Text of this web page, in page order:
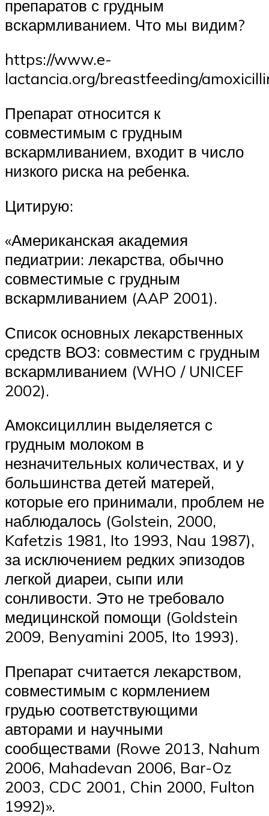
препаратов с грудным
вскармливанием. Что мы видим?
https://www.e-
lactancia.org/breastfeeding/
Препарат относится к
совместимым с грудным
вскармливанием, входит в число
низкого риска на ребенка.
Цитирую:
«Американская академия
педиатрии: лекарства, обычно
совместимые с грудным
вскармливанием (AAP 2001).
Список основных лекарственных
средств ВОЗ: совместим с грудным
вскармливанием (WHO / UNICEF
2002).
Амоксициллин выделяется с
грудным молоком в
незначительных количествах, и у
большинства детей матерей,
которые его принимали, проблем не
наблюдалось (Golstein, 2000,
Kafetzis 1981, Ito 1993, Nau 1987),
за исключением редких эпизодов
легкой диареи, сыпи или
сонливости. Это не требовало
медицинской помощи (Goldstein
2009, Benyamini 2005, Ito 1993).
Препарат считается лекарством,
совместимым с кормлением
грудью соответствующими
авторами и научными
сообществами (Rowe 2013, Nahum
2006, Mahadevan 2006, Bar-Oz
2003, CDC 2001, Chin 2000, Fulton
1992)».